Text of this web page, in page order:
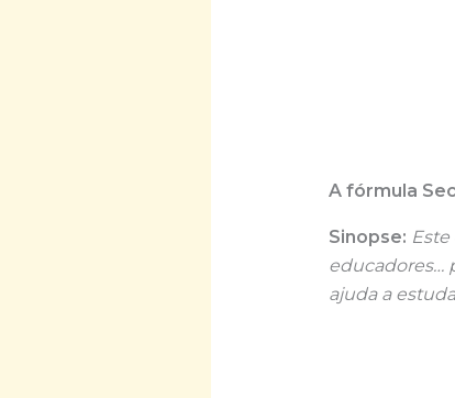
A fórmula
Sinopse:
educadores…
ajuda a